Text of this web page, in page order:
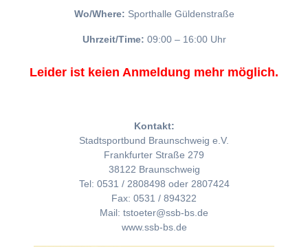
Wo/Where: Sporthalle Güldenstraße
Uhrzeit/Time: 09:00 – 16:00 Uhr
Leider ist keien Anmeldung mehr möglich.
Kontakt:
Stadtsportbund Braunschweig e.V.
Frankfurter Straße 279
38122 Braunschweig
Tel: 0531 / 2808498 oder 2807424
Fax: 0531 / 894322
Mail: tstoeter@ssb-bs.de
www.ssb-bs.de